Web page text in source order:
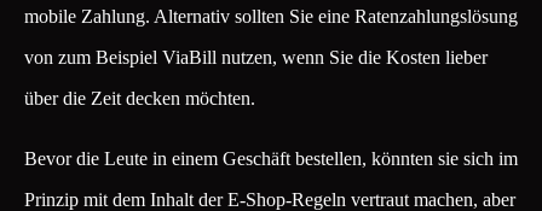
mobile Zahlung. Alternativ sollten Sie eine Ratenzahlungslösung
von zum Beispiel ViaBill nutzen, wenn Sie die Kosten lieber
über die Zeit decken möchten.
Bevor die Leute in einem Geschäft bestellen, könnten sie sich im
Prinzip mit dem Inhalt der E-Shop-Regeln vertraut machen, aber